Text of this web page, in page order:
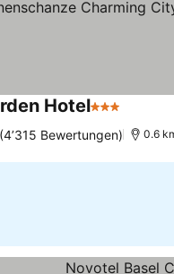
Hotel3 Sterne
(4’315 Bewertungen) 0.6